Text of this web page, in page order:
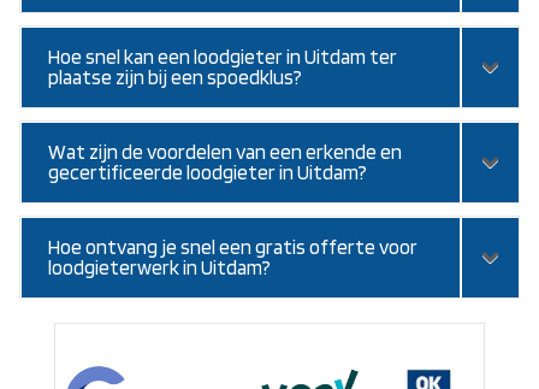
Hoe snel kan een loodgieter in Uitdam ter
plaatse zijn bij een spoedklus?
Wat zijn de voordelen van een erkende en
gecertificeerde loodgieter in Uitdam?
Hoe ontvang je snel een gratis offerte voor
loodgieterwerk in Uitdam?